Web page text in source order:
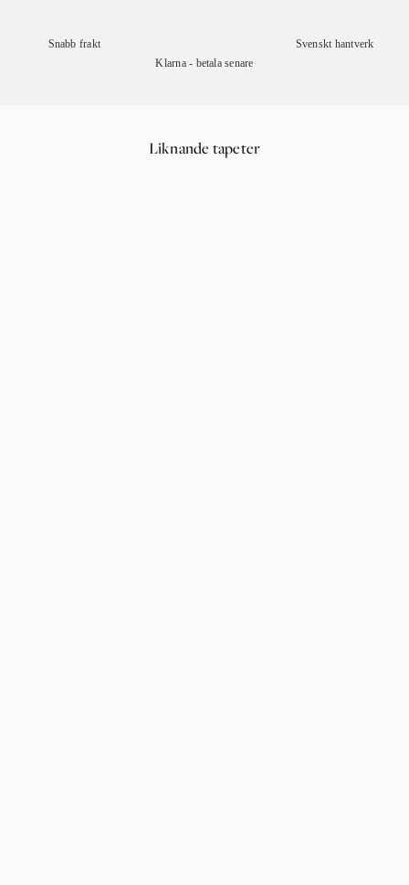
Snabb frakt
Klarna - betala senare
Svenskt hantverk
Liknande tapeter